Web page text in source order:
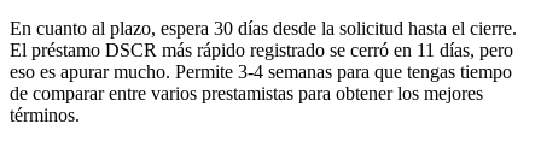
En cuanto al plazo, espera 30 días desde la solicitud hasta el cierre.
El préstamo DSCR más rápido registrado se cerró en 11 días, pero
eso es apurar mucho. Permite 3-4 semanas para que tengas tiempo
de comparar entre varios prestamistas para obtener los mejores
términos.